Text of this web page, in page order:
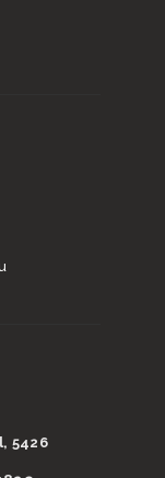
5426